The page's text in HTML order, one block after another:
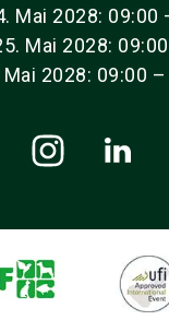
Mai 2028: 09:00
Mai 2028:
Mai 2028: 09:00